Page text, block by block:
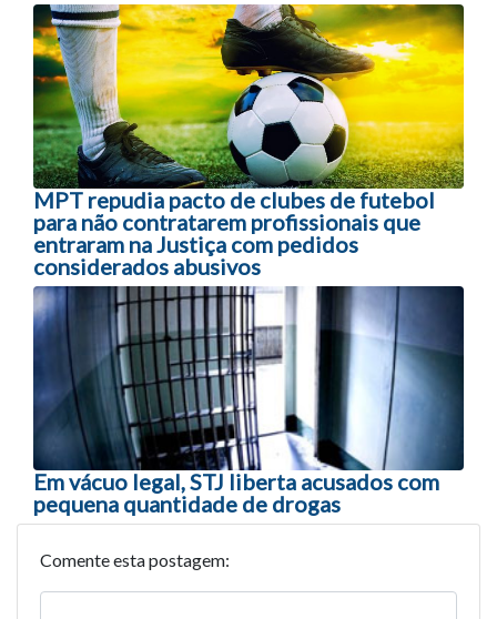
Navegação entre posts
MPT repudia pacto de clubes de futebol
para não contratarem profissionais que
entraram na Justiça com pedidos
considerados abusivos
Em vácuo legal, STJ liberta acusados com
pequena quantidade de drogas
Comente esta postagem: